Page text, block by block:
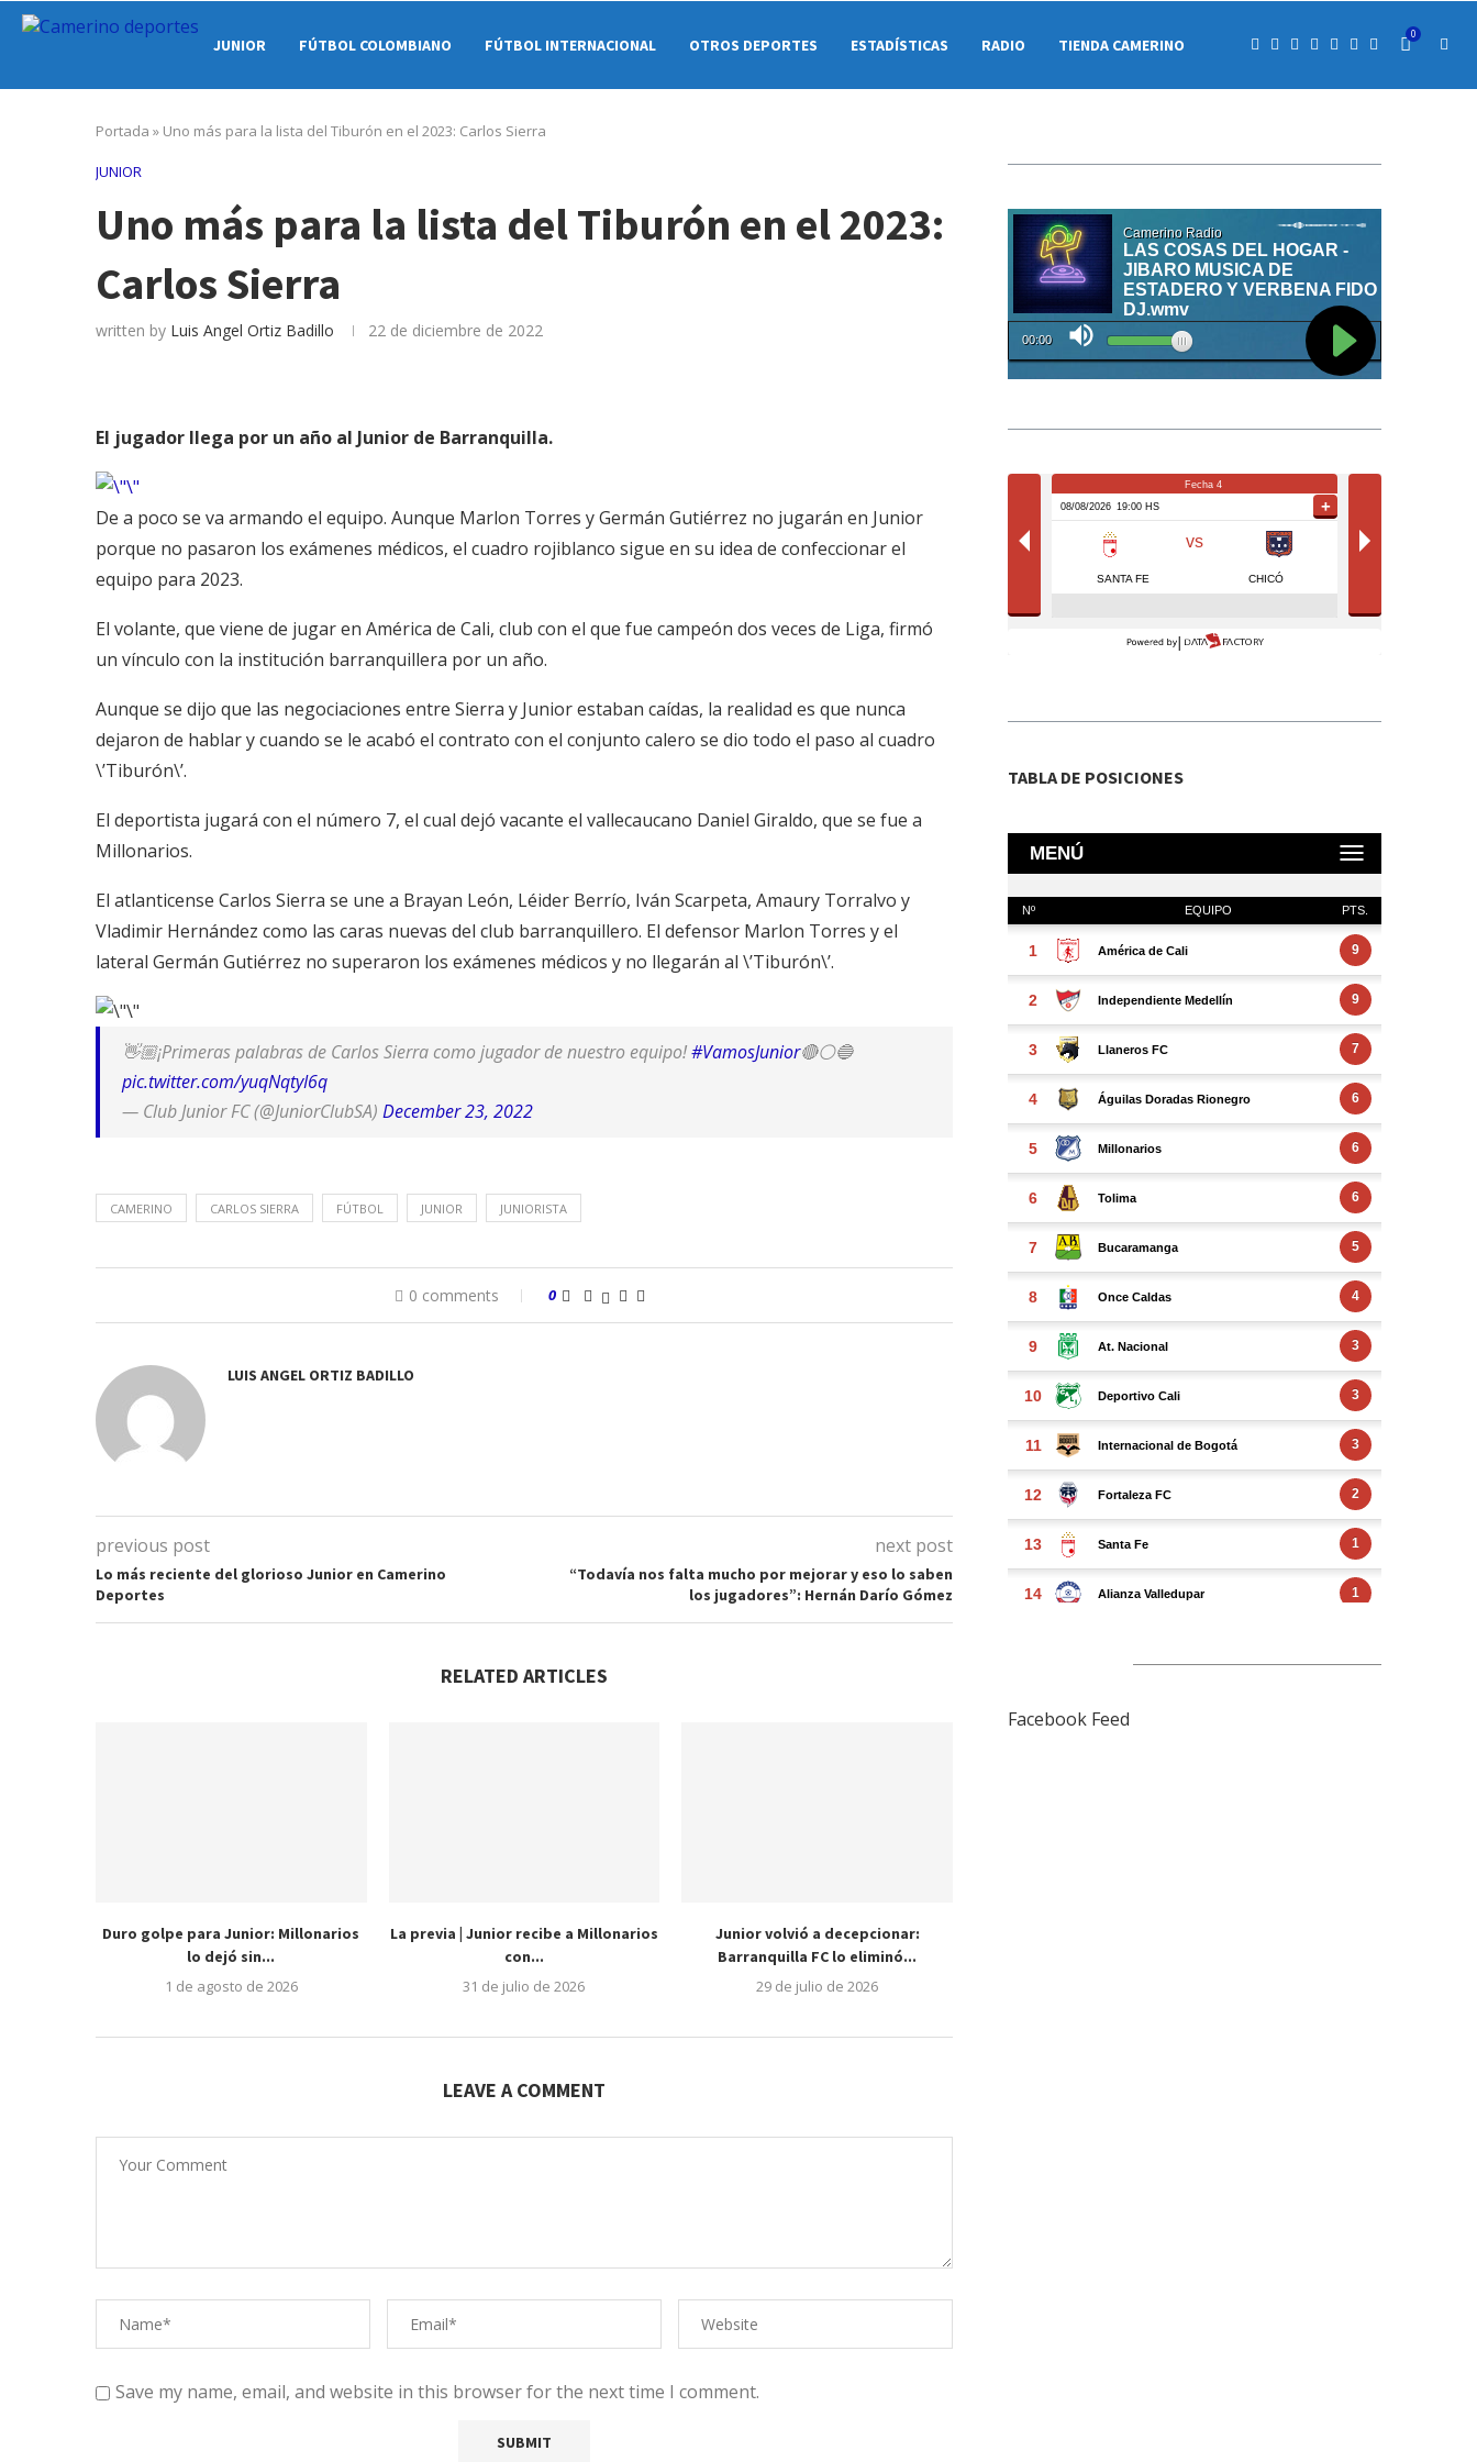
JUNIOR FÚTBOL COLOMBIANO FÚTBOL INTERNACIONAL OTROS DEPORTES ESTADÍSTICAS RADIO TIENDA CAMERINO
0
Portada » Uno más para la lista del Tiburón en el 2023: Carlos Sierra
JUNIOR
Uno más para la lista del Tiburón en el 2023:
Carlos Sierra
written by Luis Angel Ortiz Badillo 22 de diciembre de 2022
El jugador llega por un año al Junior de Barranquilla.
De a poco se va armando el equipo. Aunque Marlon Torres y Germán Gutiérrez no jugarán en Junior
porque no pasaron los exámenes médicos, el cuadro rojiblanco sigue en su idea de confeccionar el
equipo para 2023.
El volante, que viene de jugar en América de Cali, club con el que fue campeón dos veces de Liga, firmó
un vínculo con la institución barranquillera por un año.
Aunque se dijo que las negociaciones entre Sierra y Junior estaban caídas, la realidad es que nunca
dejaron de hablar y cuando se le acabó el contrato con el conjunto calero se dio todo el paso al cuadro
\’Tiburón\’.
El deportista jugará con el número 7, el cual dejó vacante el vallecaucano Daniel Giraldo, que se fue a
Millonarios.
El atlanticense Carlos Sierra se une a Brayan León, Léider Berrío, Iván Scarpeta, Amaury Torralvo y
Vladimir Hernández como las caras nuevas del club barranquillero. El defensor Marlon Torres y el
lateral Germán Gutiérrez no superaron los exámenes médicos y no llegarán al \’Tiburón\’.
👋🏼¡Primeras palabras de Carlos Sierra como jugador de nuestro equipo!#VamosJunior🔴⚪️🔵
pic.twitter.com/yuqNqtyI6q
— Club Junior FC (@JuniorClubSA) December 23, 2022
CAMERINO CARLOS SIERRA FÚTBOL JUNIOR JUNIORISTA
0 comments 0
LUIS ANGEL ORTIZ BADILLO
previous post
Lo más reciente del glorioso Junior en Camerino
Deportes
next post
“Todavía nos falta mucho por mejorar y eso lo saben
los jugadores”: Hernán Darío Gómez
RELATED ARTICLES
Duro golpe para Junior: Millonarios
lo dejó sin...
1 de agosto de 2026
La previa | Junior recibe a Millonarios
con...
31 de julio de 2026
Junior volvió a decepcionar:
Barranquilla FC lo eliminó...
29 de julio de 2026
LEAVE A COMMENT
Save my name, email, and website in this browser for the next time I comment.
TABLA DE POSICIONES
Facebook Feed